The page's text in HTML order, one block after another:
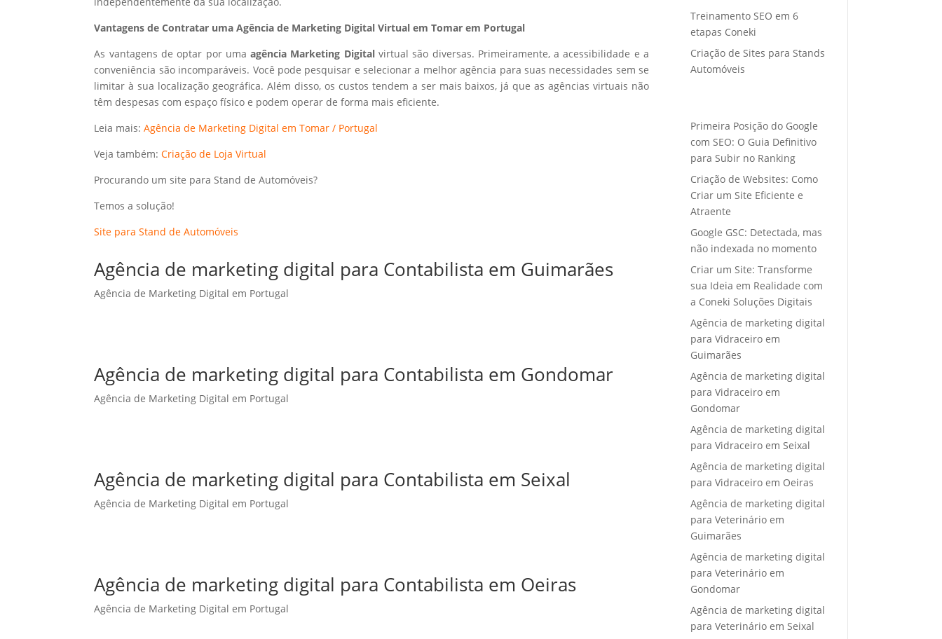
Vantagens de Contratar uma Agência de Marketing Digital Virtual em Tomar em Portugal
As vantagens de optar por umaagência Marketing Digitalvirtual são diversas. Primeiramente, a acessibilidade e a
conveniência são incomparáveis. Você pode pesquisar e selecionar a melhor agência para suas necessidades sem se
limitar à sua localização geográfica. Além disso, os custos tendem a ser mais baixos, já que as agências virtuais não
têm despesas com espaço físico e podem operar de forma mais eficiente.
Leia mais:Agência de Marketing Digital em Tomar / Portugal
Veja também:Criação de Loja Virtual
Procurando um site para Stand de Automóveis?
Temos a solução!
Site para Stand de Automóveis
Agência de marketing digital para Contabilista em Guimarães
Agência de Marketing Digital em Portugal
Agência de marketing digital para Contabilista em Gondomar
Agência de Marketing Digital em Portugal
Agência de marketing digital para Contabilista em Seixal
Agência de Marketing Digital em Portugal
Agência de marketing digital para Contabilista em Oeiras
Agência de Marketing Digital em Portugal
Treinamento SEO em 6
etapas Coneki
Criação de Sites para Stands
Automóveis
Primeira Posição do Google
com SEO: O Guia Definitivo
para Subir no Ranking
Criação de Websites: Como
Criar um Site Eficiente e
Atraente
Google GSC: Detectada, mas
não indexada no momento
Criar um Site: Transforme
sua Ideia em Realidade com
a Coneki Soluções Digitais
Agência de marketing digital
para Vidraceiro em
Guimarães
Agência de marketing digital
para Vidraceiro em
Gondomar
Agência de marketing digital
para Vidraceiro em Seixal
Agência de marketing digital
para Vidraceiro em Oeiras
Agência de marketing digital
para Veterinário em
Guimarães
Agência de marketing digital
para Veterinário em
Gondomar
Agência de marketing digital
para Veterinário em Seixal